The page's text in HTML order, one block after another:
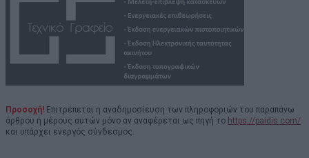
Προσοχή! Επιτρέπεται η αναδημοσίευση των πληροφοριών του παραπάνω
άρθρου ή μέρους αυτών μόνο αν αναφέρεται ως πηγή το https://paidis.com/
και υπάρχει ενεργός σύνδεσμος.